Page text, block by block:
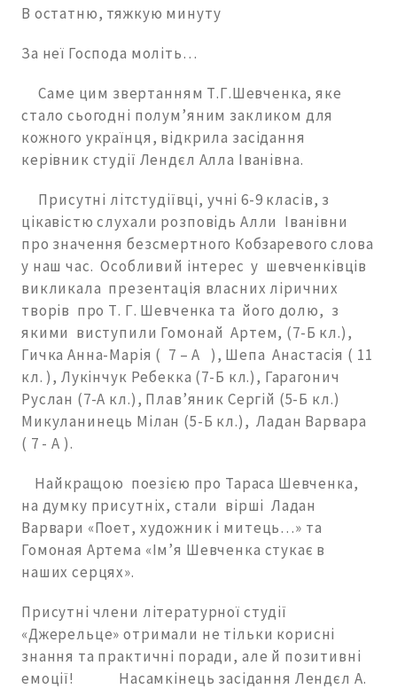
В остатню, тяжкую минуту
За неї Господа моліть…
Саме цим звертанням Т.Г.Шевченка, яке
стало сьогодні полум’яним закликом для
кожного українця, відкрила засідання
керівник студії Лендєл Алла Іванівна.
Присутні літстудіївці, учні 6-9 класів, з
цікавістю слухали розповідь Алли Іванівни
про значення безсмертного Кобзаревого слова
у наш час. Особливий інтерес у шевченківців
викликала презентація власних ліричних
творів про Т. Г. Шевченка та його долю, з
якими виступили Гомонай Артем, (7-Б кл.),
Гичка Анна-Марія ( 7 – А ), Шепа Анастасія ( 11
кл. ), Лукінчук Ребекка (7-Б кл.), Гарагонич
Руслан (7-А кл.), Плав’яник Сергій (5-Б кл.)
Микуланинець Мілан (5-Б кл.), Ладан Варвара
( 7 - А ).
Найкращою поезією про Тараса Шевченка,
на думку присутніх, стали вірші Ладан
Варвари «Поет, художник і митець…» та
Гомоная Артема «Ім’я Шевченка стукає в
наших серцях».
Присутні члени літературної студії
«Джерельце» отримали не тільки корисні
знання та практичні поради, але й позитивні
емоції! Насамкінець засідання Лендєл А.